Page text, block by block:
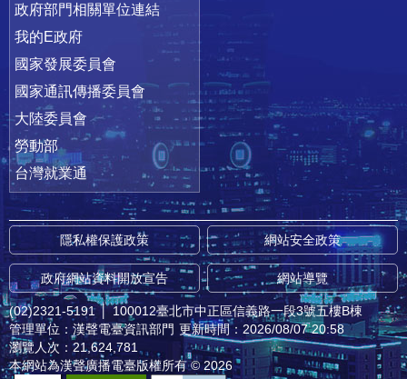
政府部門相關單位連結
我的E政府
國家發展委員會
國家通訊傳播委員會
大陸委員會
勞動部
台灣就業通
隱私權保護政策 網站安全政策
政府網站資料開放宣告 網站導覽
(02)2321-5191 │ 100012臺北市中正區信義路一段3號五樓B棟
管理單位：漢聲電臺資訊部門 更新時間：2026/08/07 20:58
瀏覽人次：21,624,781
本網站為漢聲廣播電臺版權所有 © 2026